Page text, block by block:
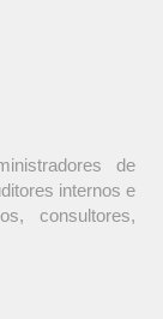
de
internos e
consultores,